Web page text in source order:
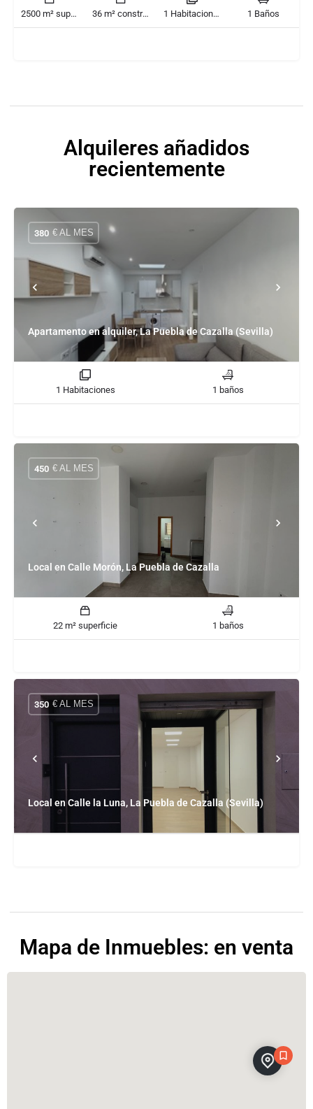
2500 m² superficie 36 m² construido 1 Habitaciones 1 Baños
Alquileres añadidos
recientemente
Apartamento en alquiler, La Puebla de Cazalla (Sevilla)
380 € AL MES
1 Habitaciones 1 baños
Local en Calle Morón, La Puebla de Cazalla
450 € AL MES
22 m² superficie 1 baños
Local en Calle la Luna, La Puebla de Cazalla (Sevilla)
350 € AL MES
Mapa de Inmuebles: en venta